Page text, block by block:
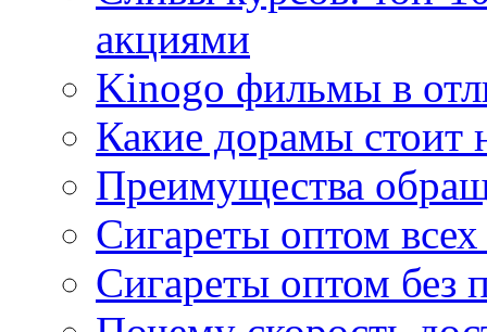
акциями
Kinogo фильмы в
Какие дорамы стоит
Преимущества
Сигареты оптом
Сигареты оптом без